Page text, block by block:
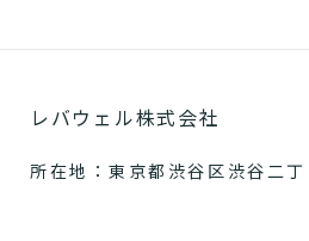
レバウェル株式会社
所在地：東京都渋谷区渋谷二